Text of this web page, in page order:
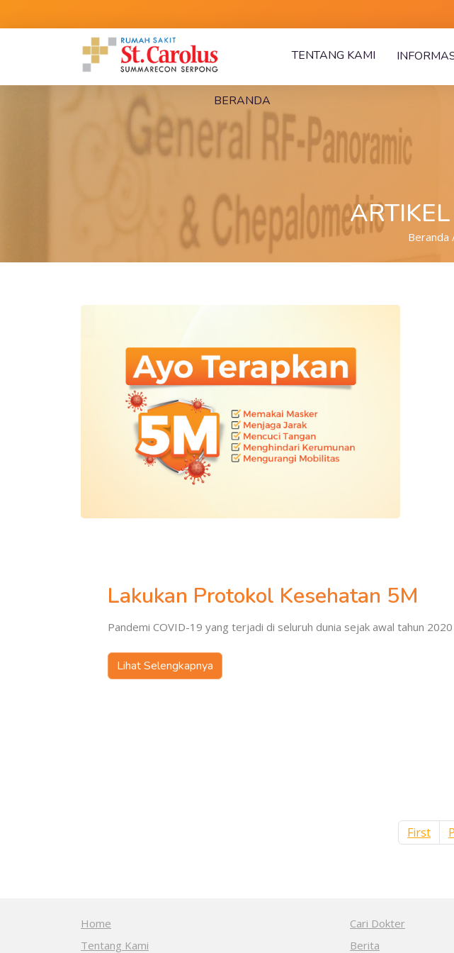
TENTANG KAMI
BERANDA
Beranda
Lakukan Protokol Kesehatan 5M
Pandemi COVID-19 yang terjadi di seluruh dunia sejak awal tahun
Lihat Selengkapnya
First
Home
Tentang Kami
Cari Dokter
Berita